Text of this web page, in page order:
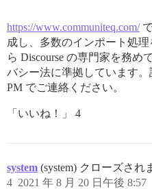
https://www.communiteq.com/
成し、多数のインポート処
ら Discourse の専門家を務め
バシー法に準拠しています。
PM でご連絡ください。
「いいね！」 4
system (system) クローズされ
2021 年 8 月 20 日午後 8:57
4